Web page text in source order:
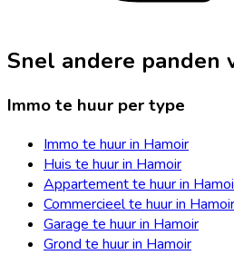
Snel andere panden
Immo te huur per type
Immo te huur in Hamoir
Huis te huur in Hamoir
Appartement te huur in
Commercieel te huur in Hamoir
Garage te huur in Hamoir
Grond te huur in Hamoir